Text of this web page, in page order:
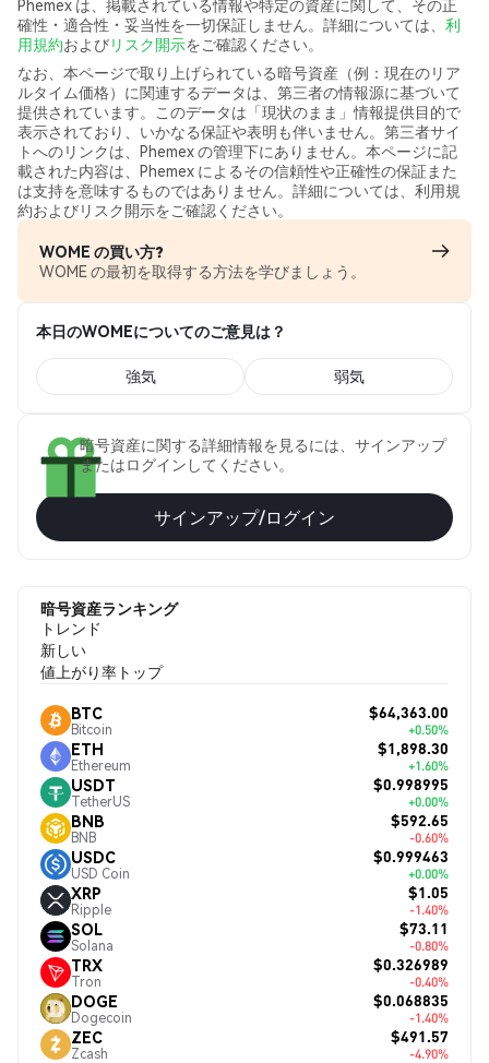
Phemex は、掲載されている情報や特定の資産に関して、その正
確性・適合性・妥当性を一切保証しません。詳細については、 利
用規約およびリスク開示をご確認ください。
なお、本ページで取り上げられている暗号資産（例：現在のリア
ルタイム価格）に関連するデータは、第三者の情報源に基づいて
提供されています。このデータは「現状のまま」情報提供目的で
表示されており、いかなる保証や表明も伴いません。第三者サイ
トへのリンクは、Phemex の管理下にありません。本ページに記
載された内容は、Phemex によるその信頼性や正確性の保証また
は支持を意味するものではありません。詳細については、利用規
約およびリスク開示をご確認ください。
WOME の買い方?
WOME の最初を取得する方法を学びましょう。
本日のWOMEについてのご意見は？
強気 弱気
暗号資産に関する詳細情報を見るには、サインアップ
またはログインしてください。
サインアップ/ログイン
暗号資産ランキング
トレンド
新しい
値上がり率トップ
BTC
Bitcoin
$64,363.00
+0.50%
ETH
Ethereum
$1,898.30
+1.60%
USDT
TetherUS
$0.998995
+0.00%
BNB
BNB
$592.65
-0.60%
USDC
USD Coin
$0.999463
+0.00%
XRP
Ripple
$1.05
-1.40%
SOL
Solana
$73.11
-0.80%
TRX
Tron
$0.326989
-0.40%
DOGE
Dogecoin
$0.068835
-1.40%
ZEC
Zcash
$491.57
-4.90%